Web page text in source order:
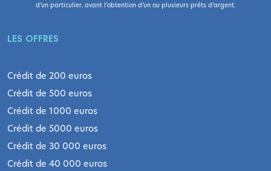
d’un particulier, avant l’obtention d’un ou plusieurs prêts d’argent.
LES OFFRES
Crédit de 200 euros
Crédit de 500 euros
Crédit de 1000 euros
Crédit de 5000 euros
Crédit de 30 000 euros
Crédit de 40 000 euros